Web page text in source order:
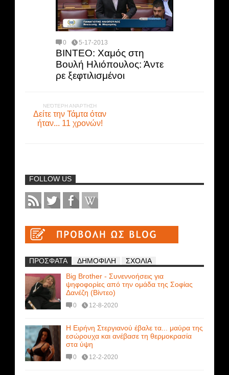
0 5-17-2013
ΒΙΝΤΕΟ: Χαμός στη
Βουλή Ηλιόπουλος: Άντε
ρε ξεφτιλισμένοι
ΝΕΌΤΕΡΗ ΑΝΆΡΤΗΣΗ
Δείτε την Τάμτα όταν
ήταν... 11 χρονών!
FOLLOW US
ΠΡΟΣΦΑΤΑ ΔΗΜΟΦΙΛΗ
ΣΧΟΛΙΑ
Big Brother - Συνεννοήσεις για
ψηφοφορίες από την ομάδα της Σοφίας
Δανέζη (Βίντεο)
0 12-8-2020
Η Ειρήνη Στεργιανού έβαλε τα... μαύρα της
εσώρουχα και ανέβασε τη θερμοκρασία
στα ύψη
0 12-2-2020